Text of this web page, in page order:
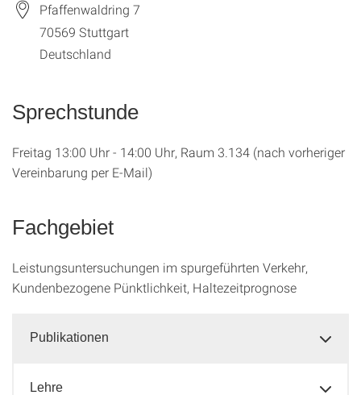
Pfaffenwaldring 7
70569 Stuttgart
Deutschland
Sprechstunde
Freitag 13:00 Uhr - 14:00 Uhr, Raum 3.134 (nach vorheriger
Vereinbarung per E-Mail)
Fachgebiet
Leistungsuntersuchungen im spurgeführten Verkehr,
Kundenbezogene Pünktlichkeit, Haltezeitprognose
Publikationen
Lehre